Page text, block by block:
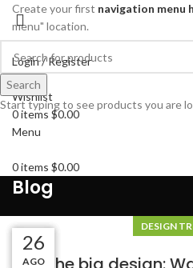
Create your first navigation menu
menu" location.
Login / Register
Search
Wishlist
0items $0.00
Menu
0items $0.00
Blog
DESIGN
27
AGO
27
AGO
27
AGO
26
AGO
Search
Start typing to see products you are